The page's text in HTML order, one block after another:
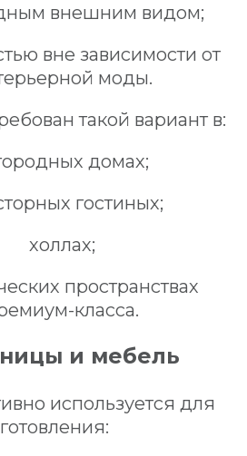
внешним видом;
вне зависимости от
моды.
такой вариант в:
домах;
гостиных;
холлах;
пространствах
класса.
и мебель
используется для